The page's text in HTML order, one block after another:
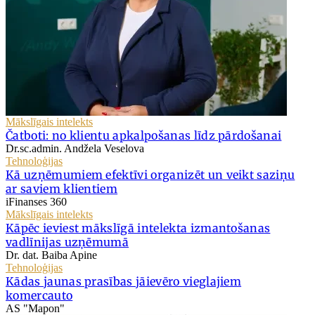
Mākslīgais intelekts
Čatboti: no klientu apkalpošanas līdz pārdošanai
Dr.sc.admin. Andžela Veselova
Tehnoloģijas
Kā uzņēmumiem efektīvi organizēt un veikt saziņu
ar saviem klientiem
iFinanses 360
Mākslīgais intelekts
Kāpēc ieviest mākslīgā intelekta izmantošanas
vadlīnijas uzņēmumā
Dr. dat. Baiba Apine
Tehnoloģijas
Kādas jaunas prasības jāievēro vieglajiem
komercauto
AS "Mapon"